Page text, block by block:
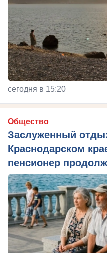
сегодня в 15:20
Общество
Заслуженный
Краснодарском
пенсионер